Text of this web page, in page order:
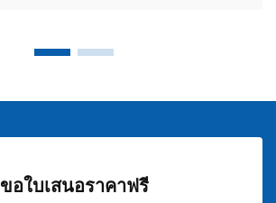
ขอใบเสนอราคาฟรี